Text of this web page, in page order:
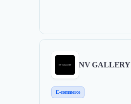
NV GALLERY
E-commerce